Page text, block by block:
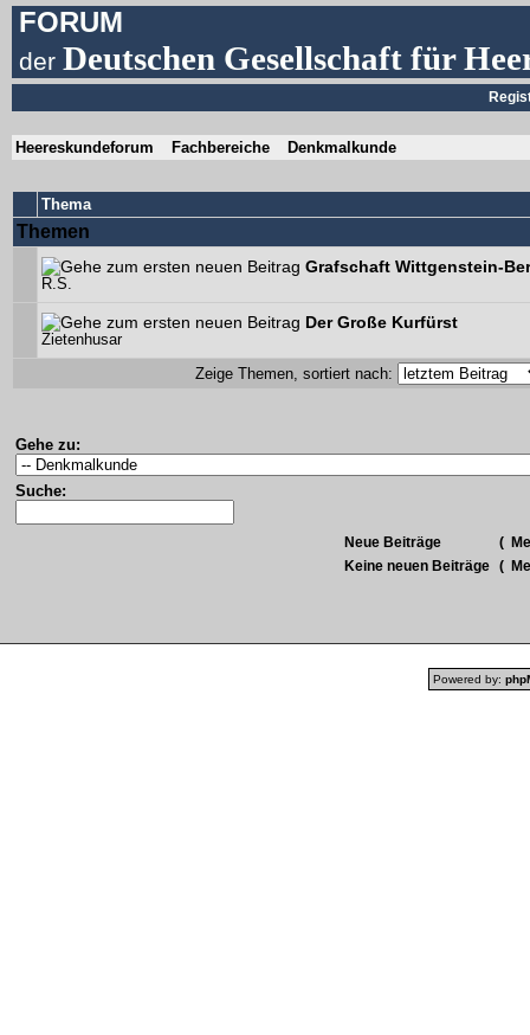
FORUM
derDeutschen Gesellschaft für
Heereskundeforum Fachbereiche Denkmalkunde
Thema
Themen
Grafschaft Wittgenstein-
R.S.
Der Große Kurfürst
Zietenhusar
Zeige Themen, sortiert nach:
Gehe zu:
Suche:
Neue Beiträge (
Keine neuen Beiträge
(
Powered by: